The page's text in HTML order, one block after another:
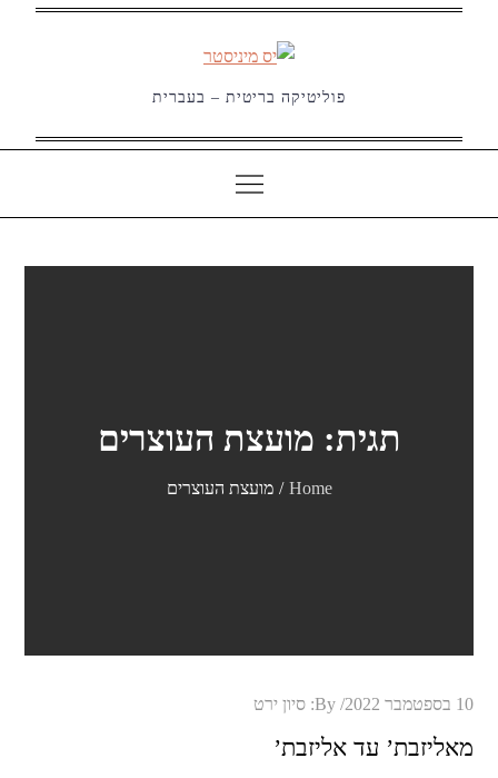
פוליטיקה בריטית – בעברית
תגית: מועצת העוצרים
Home מועצת העוצרים
Posted
10 בספטמבר 2022 By: סיון ירט
מאליזבת’ עד אליזבת’